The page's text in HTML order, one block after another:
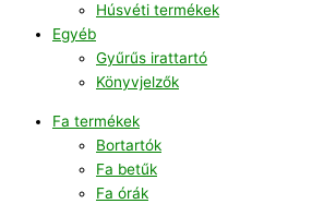
Húsvéti termékek
Egyéb
Gyűrűs irattartó
Könyvjelzők
Fa termékek
Bortartók
Fa betűk
Fa órák